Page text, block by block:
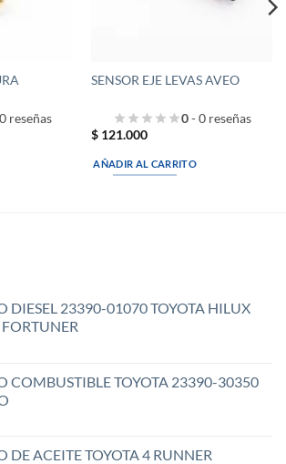
reseñas
SENSOR EJE LEVAS AVEO
0- 0 reseñas
$121.000
AÑADIR AL CARRITO
DIESEL 23390-01070 TOYOTA HILUX
COMBUSTIBLE TOYOTA 23390-30350
DE ACEITE TOYOTA 4 RUNNER